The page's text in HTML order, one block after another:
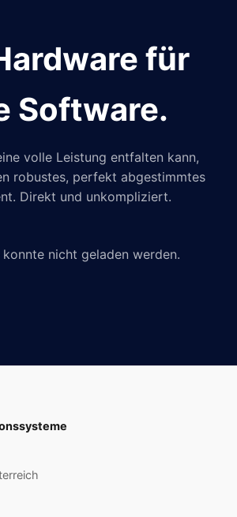
für
Software.
volle Leistung entfalten kann,
robustes, perfekt abgestimmtes
Direkt und unkompliziert.
nicht geladen werden.